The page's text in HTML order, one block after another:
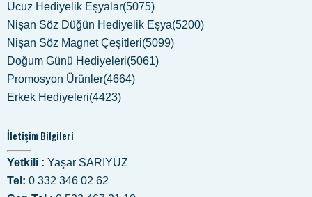
Ucuz Hediyelik Eşyalar(5075)
Nişan Söz Düğün Hediyelik Eşya(5200)
Nişan Söz Magnet Çeşitleri(5099)
Doğum Günü Hediyeleri(5061)
Promosyon Ürünler(4664)
Erkek Hediyeleri(4423)
İletişim Bilgileri
Yetkili : Yaşar SARIYÜZ
Tel: 0 332 346 02 62